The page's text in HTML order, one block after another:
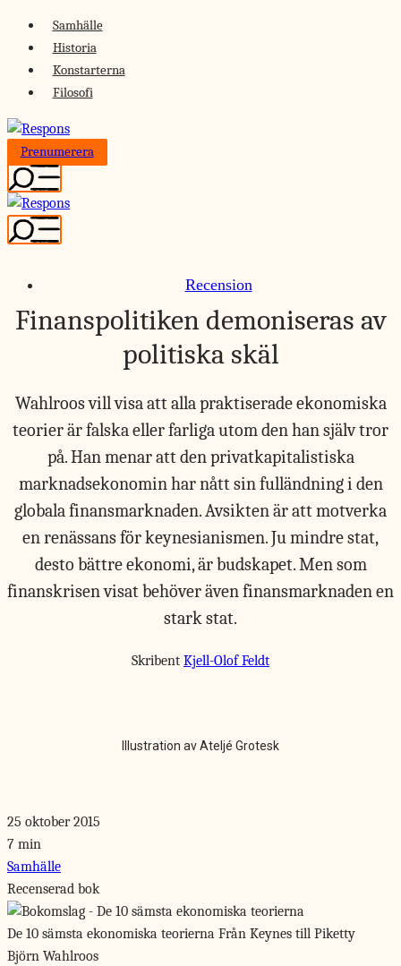
Skip
content
Samhälle
Historia
Konstarterna
Filosofi
Prenumerera
Recension
Finanspolitiken demoniseras av
politiska skäl
Wahlroos vill visa att alla praktiserade ekonomiska
teorier är falska eller farliga utom den han själv tror
på. Han menar att den privatkapitalistiska
marknadsekonomin har nått sin fulländning i den
globala finansmarknaden. Avsikten är att motverka
en renässans för keynesianismen. Ju mindre stat,
desto bättre ekonomi, är budskapet. Men som
finanskrisen visat behöver även finansmarknaden en
stark stat.
Skribent Kjell-Olof Feldt
Illustration av Ateljé Grotesk
25 oktober 2015
7 min
Samhälle
Recenserad bok
De 10 sämsta ekonomiska teorierna Från Keynes till Piketty
Björn Wahlroos